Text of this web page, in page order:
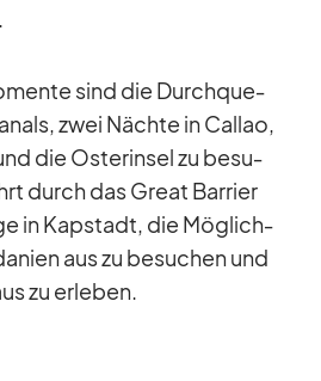
sind die Durch­que­
zwei Nächte in Cal­lao,
die Os­ter­in­sel zu be­su­
durch das Great Bar­rier
in Kap­stadt, die Mög­lich­
aus zu be­su­chen und
zu er­le­ben.